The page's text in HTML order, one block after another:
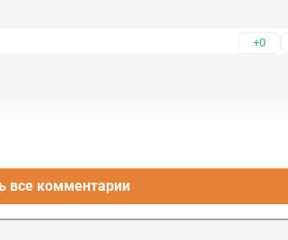
+0
все комментарии